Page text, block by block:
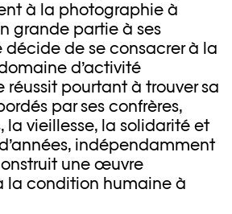
à la photographie à
grande partie à ses
décide de se consacrer à la
d’activité
pourtant à trouver sa
par ses confrères,
vieillesse, la solidarité et
indépendamment
une œuvre
la condition humaine à